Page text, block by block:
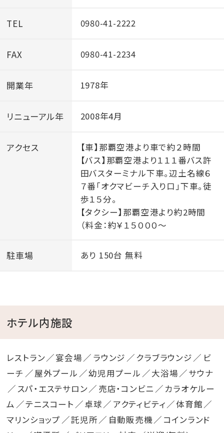
TEL 0980-41-2222
FAX 0980-41-2234
開業年 1978年
リニューアル年 2008年4月
アクセス
【車】那覇空港より車で約２時間
【バス】那覇空港より１１１番バス許
田バスターミナル下車。辺土名線６
７番「オクマビーチ入り口」下車。徒
歩１５分。
【タクシー】那覇空港より約2時間
（料金：約￥１５０００～
駐車場 あり 150台 無料
ホテル内施設
レストラン 宴会場 ラウンジ クラブラウンジ
ビ
ーチ
屋外プール 幼児用プール 大浴場
サウナ
スパ・エステサロン
売店・コンビニ
カラオケルー
ム
テニスコート 卓球 アクティビティ
体育館
マリンショップ
託児所 自動販売機
コインランド